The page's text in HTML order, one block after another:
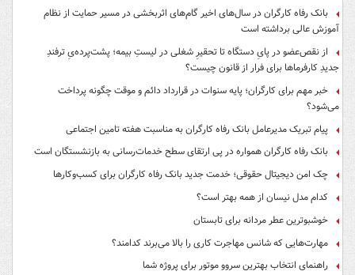
بانک رفاه کارگران در سال‌های اخیر گام‌های اثربخشی در مسیر حمایت از نظام
آموزش عالی برداشته است
از نقص‌عضو در پایِ دستگاه تا تحقیرِ شغلی در لیستِ بیمه؛ پشت‌پرده‌یِ ترفندِ
جدیدِ کارفرماها برای فرار از قانون چیست؟
خبر مهم برای کارگران؛ پایه سنوات در قرارداد دائم و موقت چگونه پرداخت
می‌شود؟
پیام تبریک مدیرعامل بانک رفاه کارگران به مناسبت هفته تامین اجتماعی
بانک رفاه کارگران همواره در پی ارتقای سطح خدمات‌رسانی به بازنشستگان است
چک امن دیجیتال حقوقی؛ خدمت جدید بانک رفاه کارگران برای کسب‌وکارها
کدام مدل نیسان از همه بهتر است؟
خوشبوترین عطر مردانه برای تابستان
مهارت‌هایی که شانس مهاجرت کاری را بالا می‌برند کدامند؟
راهنمای انتخاب بهترین سروو موتور برای پروژه شما